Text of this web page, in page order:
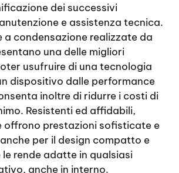
dei successivi
e assistenza tecnica.
a condensazione realizzate da
una delle migliori
usufruire di una tecnologia
dispositivo dalle performance
inoltre di ridurre i costi di
Resistenti ed affidabili,
offrono prestazioni sofisticate e
per il design compatto e
rende adatte in qualsiasi
anche in interno.